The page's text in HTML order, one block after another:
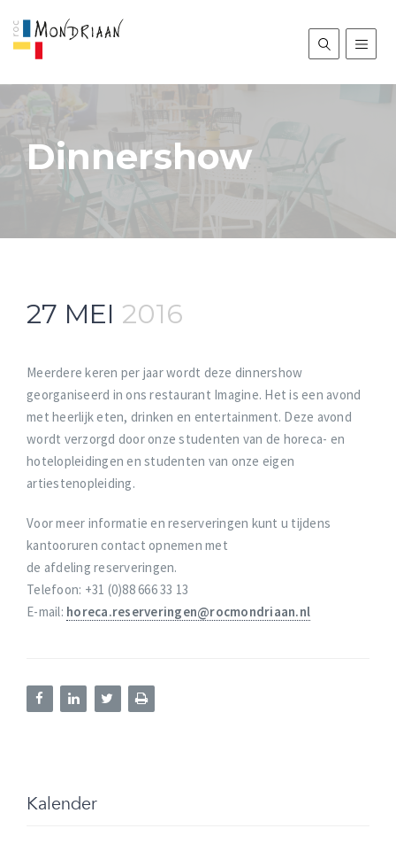
Dinnershow
27 MEI 2016
Meerdere keren per jaar wordt deze dinnershow
georganiseerd in ons restaurant Imagine. Het is een avond
met heerlijk eten, drinken en entertainment. Deze avond
wordt verzorgd door onze studenten van de horeca- en
hotelopleidingen en studenten van onze eigen
artiestenopleiding.
Voor meer informatie en reserveringen kunt u tijdens
kantooruren contact opnemen met
de afdeling reserveringen.
Telefoon: +31 (0)88 666 33 13
E-mail: horeca.reserveringen@rocmondriaan.nl
Kalender